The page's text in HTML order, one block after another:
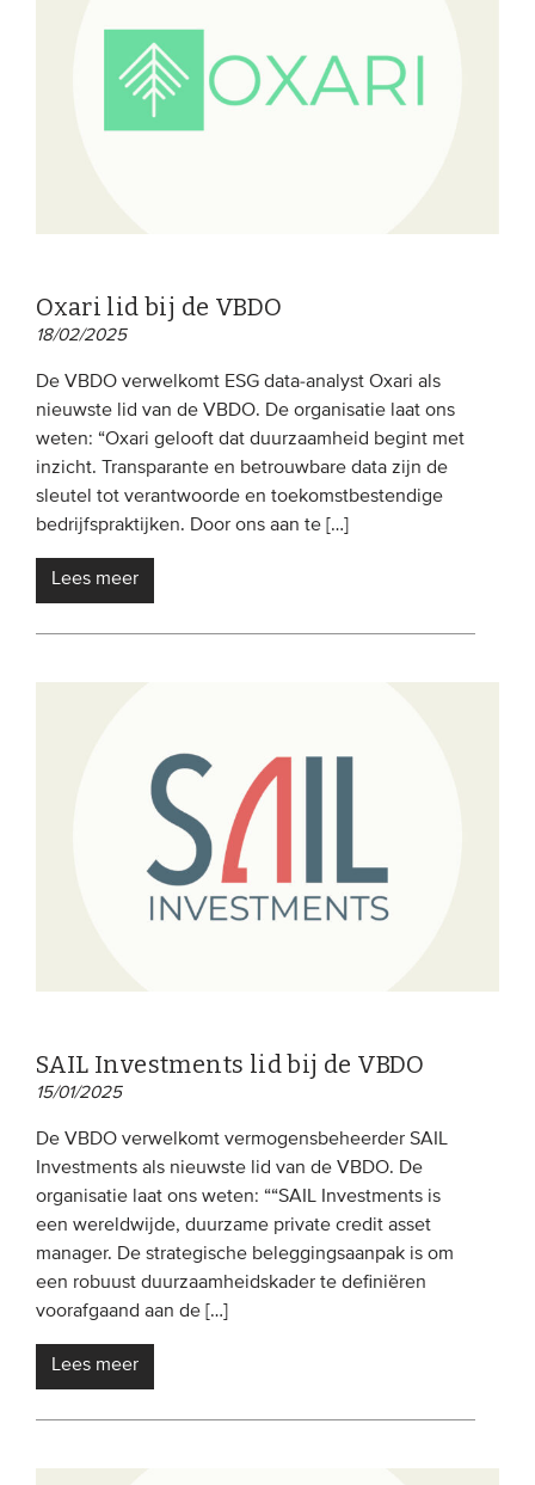
EVENEMENTEN
Van de VBDO
Webinars
Video’s
WIE WE ZIJN
Vereniging
WAT WE DOEN
Engagement
Benchmarking
Oxari lid bij de VBDO
18/02/2025
De VBDO verwelkomt ESG data-analyst Oxari als
nieuwste lid van de VBDO. De organisatie laat ons
weten: “Oxari gelooft dat duurzaamheid begint met
inzicht. Transparante en betrouwbare data zijn de
sleutel tot verantwoorde en toekomstbestendige
bedrijfspraktijken. Door ons aan te […]
Lees meer
SAIL Investments lid bij de VBDO
15/01/2025
De VBDO verwelkomt vermogensbeheerder SAIL
Investments als nieuwste lid van de VBDO. De
organisatie laat ons weten: ““SAIL Investments is
een wereldwijde, duurzame private credit asset
manager. De strategische beleggingsaanpak is om
een ​​robuust duurzaamheidskader te definiëren
voorafgaand aan de […]
Lees meer